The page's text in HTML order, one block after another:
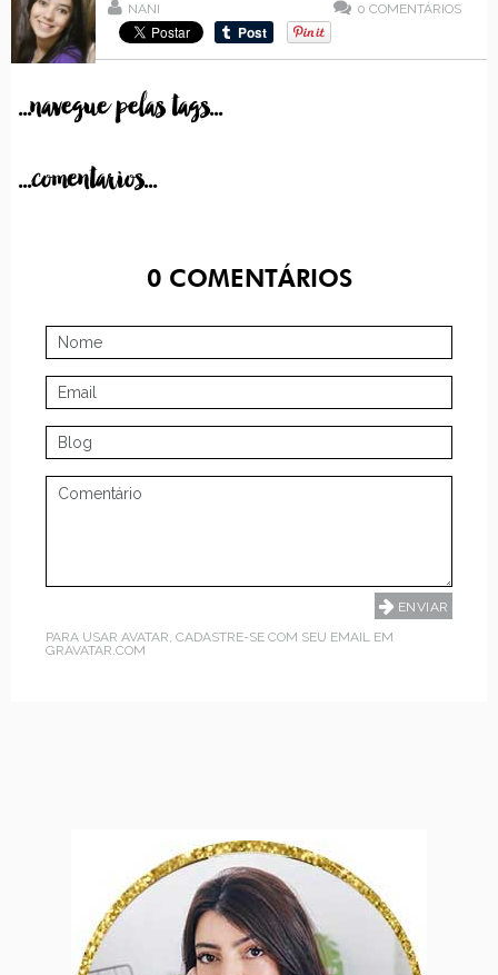
NANI 0 COMENTÁRIOS
...navegue pelas tags...
...comentarios...
0COMENTÁRIOS
PARA USAR AVATAR, CADASTRE-SE COM SEU EMAIL EM
GRAVATAR.COM